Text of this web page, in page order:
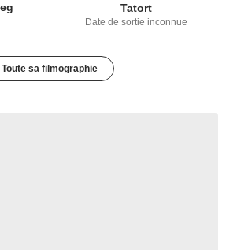
Tatort
Date de sortie inconnue
Toute sa filmographie